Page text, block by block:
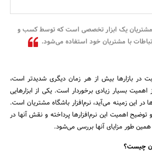
مشتریان یک ابزار تخصصی است که توسط کسب و
با مشتریان خود استفاده می‌شود.
در بازارها بیش از هر زمان دیگری شدیدتر است،
اهمیت بسیار زیادی برخوردار است. یکی از ابزارهایی
این زمینه می‌آید، نرم‌افزار باشگاه مشتریان است.
توضیح اهمیت این نرم‌افزارها پرداخته و نقش آنها در
همین طور مزایای آنها بررسی می‌شود.
چیست؟